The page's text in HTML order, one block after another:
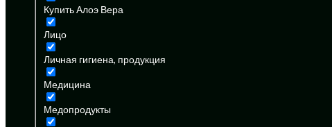
Купить Алоэ Вера
Лицо
Личная гигиена, продукция
Медицина
Медопродукты